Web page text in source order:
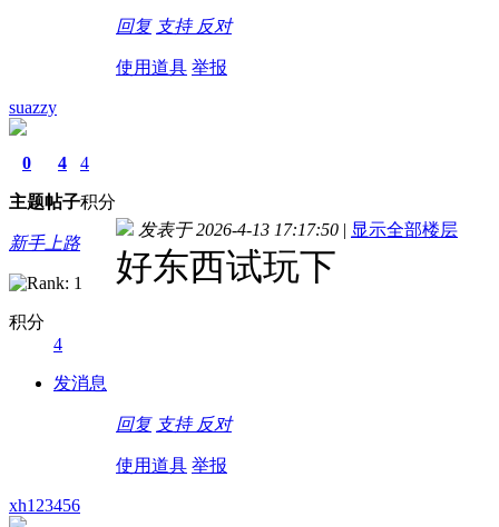
回复 支持 反对
使用道具 举报
suazzy
0
主题
4
帖子
4
积分
新手上路
积分
4
发消息
发表于 2026-4-13 17:17:50 | 显示全部楼层
好东西试玩下
回复 支持 反对
使用道具 举报
xh123456